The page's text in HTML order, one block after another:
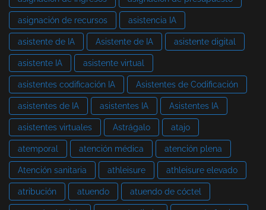
asignación de recursos asistencia IA
asistente de IA Asistente de IA asistente digital
asistente IA asistente virtual
asistentes codificación IA Asistentes de Codificación
asistentes de IA asistentes IA Asistentes IA
asistentes virtuales Astrágalo atajo
atemporal atención médica atención plena
Atención sanitaria athleisure athleisure elevado
atribución atuendo atuendo de cóctel